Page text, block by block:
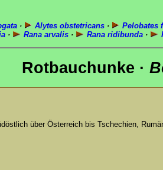
· Alytes obstetricans· Pelobates
· Rana arvalis · Rana ridibunda ·
Rotbauchunke ·
über Österreich bis Tschechien,